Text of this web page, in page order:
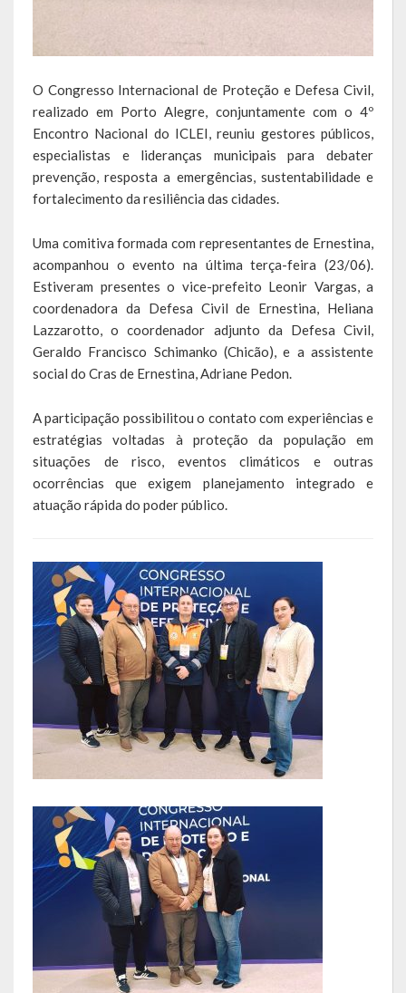
Obras e Viação
Saúde
Serviços Oferecidos pela Secretaria de Saúde
Serviços Urbanos
ATOS NORMATIVOS
LEIS ORDINÁRIAS
LEIS COMPLEMENTARES
DECRETOS
Publicações
Conselhos Municipais
Regulamentos
Planos
Concursos
Termos de Compromisso
RGF – Relatório de Gestão Fiscal
RREO – Relatório Resumido da Execução Orçamentária
LOA – Lei Orçamentária Anual
RC – Relatório Circunstanciado
PPA – Plano Plurianual
LDO – Lei de Diretrizes Orçamentárias
Acesso à Informação
O Congresso Internacional de Proteção e Defesa Civil,
realizado em Porto Alegre, conjuntamente com o 4º
Encontro Nacional do ICLEI, reuniu gestores públicos,
especialistas e lideranças municipais para debater
prevenção, resposta a emergências, sustentabilidade e
fortalecimento da resiliência das cidades.
Uma comitiva formada com representantes de Ernestina,
acompanhou o evento na última terça-feira (23/06).
Estiveram presentes o vice-prefeito Leonir Vargas, a
coordenadora da Defesa Civil de Ernestina, Heliana
Lazzarotto, o coordenador adjunto da Defesa Civil,
Geraldo Francisco Schimanko (Chicão), e a assistente
social do Cras de Ernestina, Adriane Pedon.
A participação possibilitou o contato com experiências e
estratégias voltadas à proteção da população em
situações de risco, eventos climáticos e outras
ocorrências que exigem planejamento integrado e
atuação rápida do poder público.